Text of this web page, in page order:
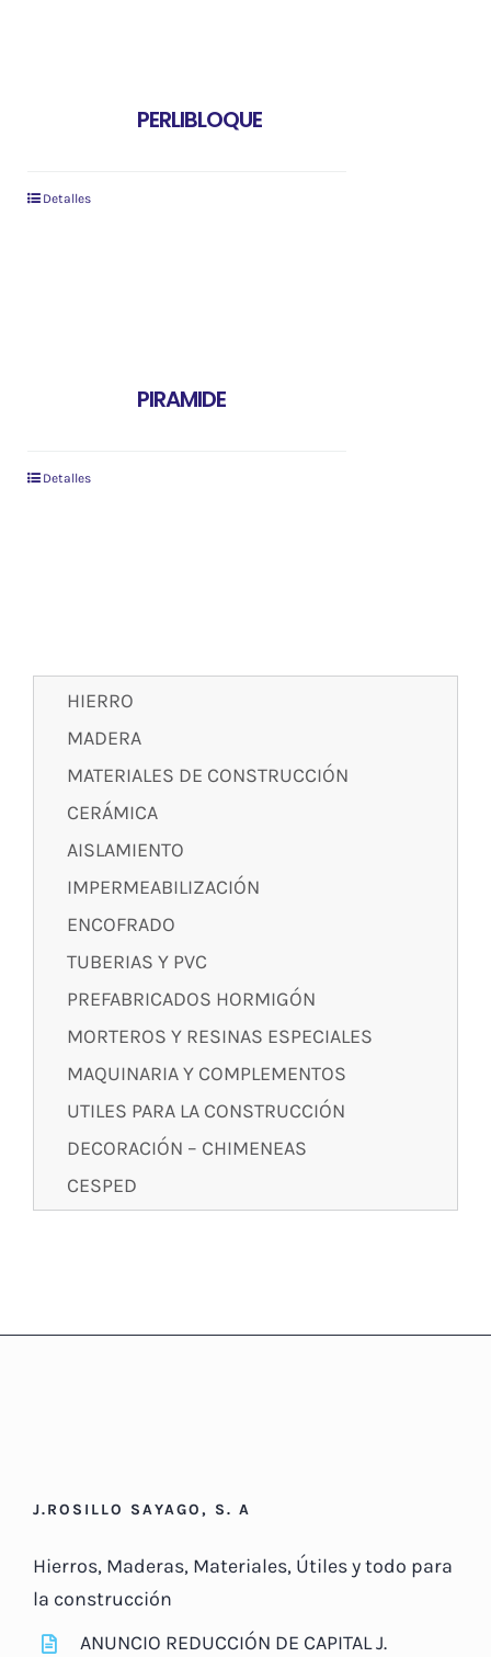
PERLIBLOQUE
Detalles
PIRAMIDE
Detalles
HIERRO
MADERA
MATERIALES DE CONSTRUCCIÓN
CERÁMICA
AISLAMIENTO
IMPERMEABILIZACIÓN
ENCOFRADO
TUBERIAS Y PVC
PREFABRICADOS HORMIGÓN
MORTEROS Y RESINAS ESPECIALES
MAQUINARIA Y COMPLEMENTOS
UTILES PARA LA CONSTRUCCIÓN
DECORACIÓN – CHIMENEAS
CESPED
J.ROSILLO SAYAGO, S. A
Hierros, Maderas, Materiales, Útiles y todo para
la construcción
ANUNCIO REDUCCIÓN DE CAPITAL J.